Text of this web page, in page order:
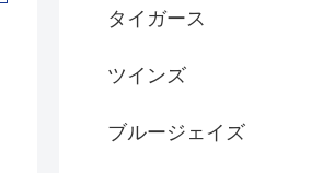
タイガース
ツインズ
ブルージェイズ